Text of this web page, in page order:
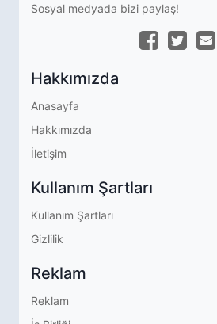
Sosyal medyada bizi paylaş!
Hakkımızda
Anasayfa
Hakkımızda
İletişim
Kullanım Şartları
Kullanım Şartları
Gizlilik
Reklam
Reklam